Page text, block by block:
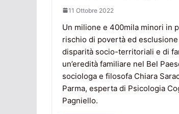
11 Ottobre 2022
Un milione e 400mila minori in
rischio di povertà ed esclusione
disparità socio-territoriali e di
un’eredità familiare nel Bel
sociologa e filosofa Chiara
Parma, esperta di Psicologia
Pagniello.